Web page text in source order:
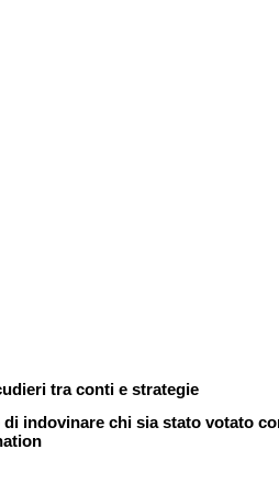
tra conti e strategie
di indovinare chi sia stato votato